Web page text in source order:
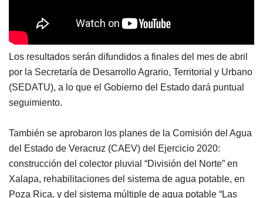
Los resultados serán difundidos a finales del mes de abril
por la Secretaría de Desarrollo Agrario, Territorial y Urbano
(SEDATU), a lo que el Gobierno del Estado dará puntual
seguimiento.
También se aprobaron los planes de la Comisión del Agua
del Estado de Veracruz (CAEV) del Ejercicio 2020:
construcción del colector pluvial “División del Norte” en
Xalapa, rehabilitaciones del sistema de agua potable, en
Poza Rica, y del sistema múltiple de agua potable “Las